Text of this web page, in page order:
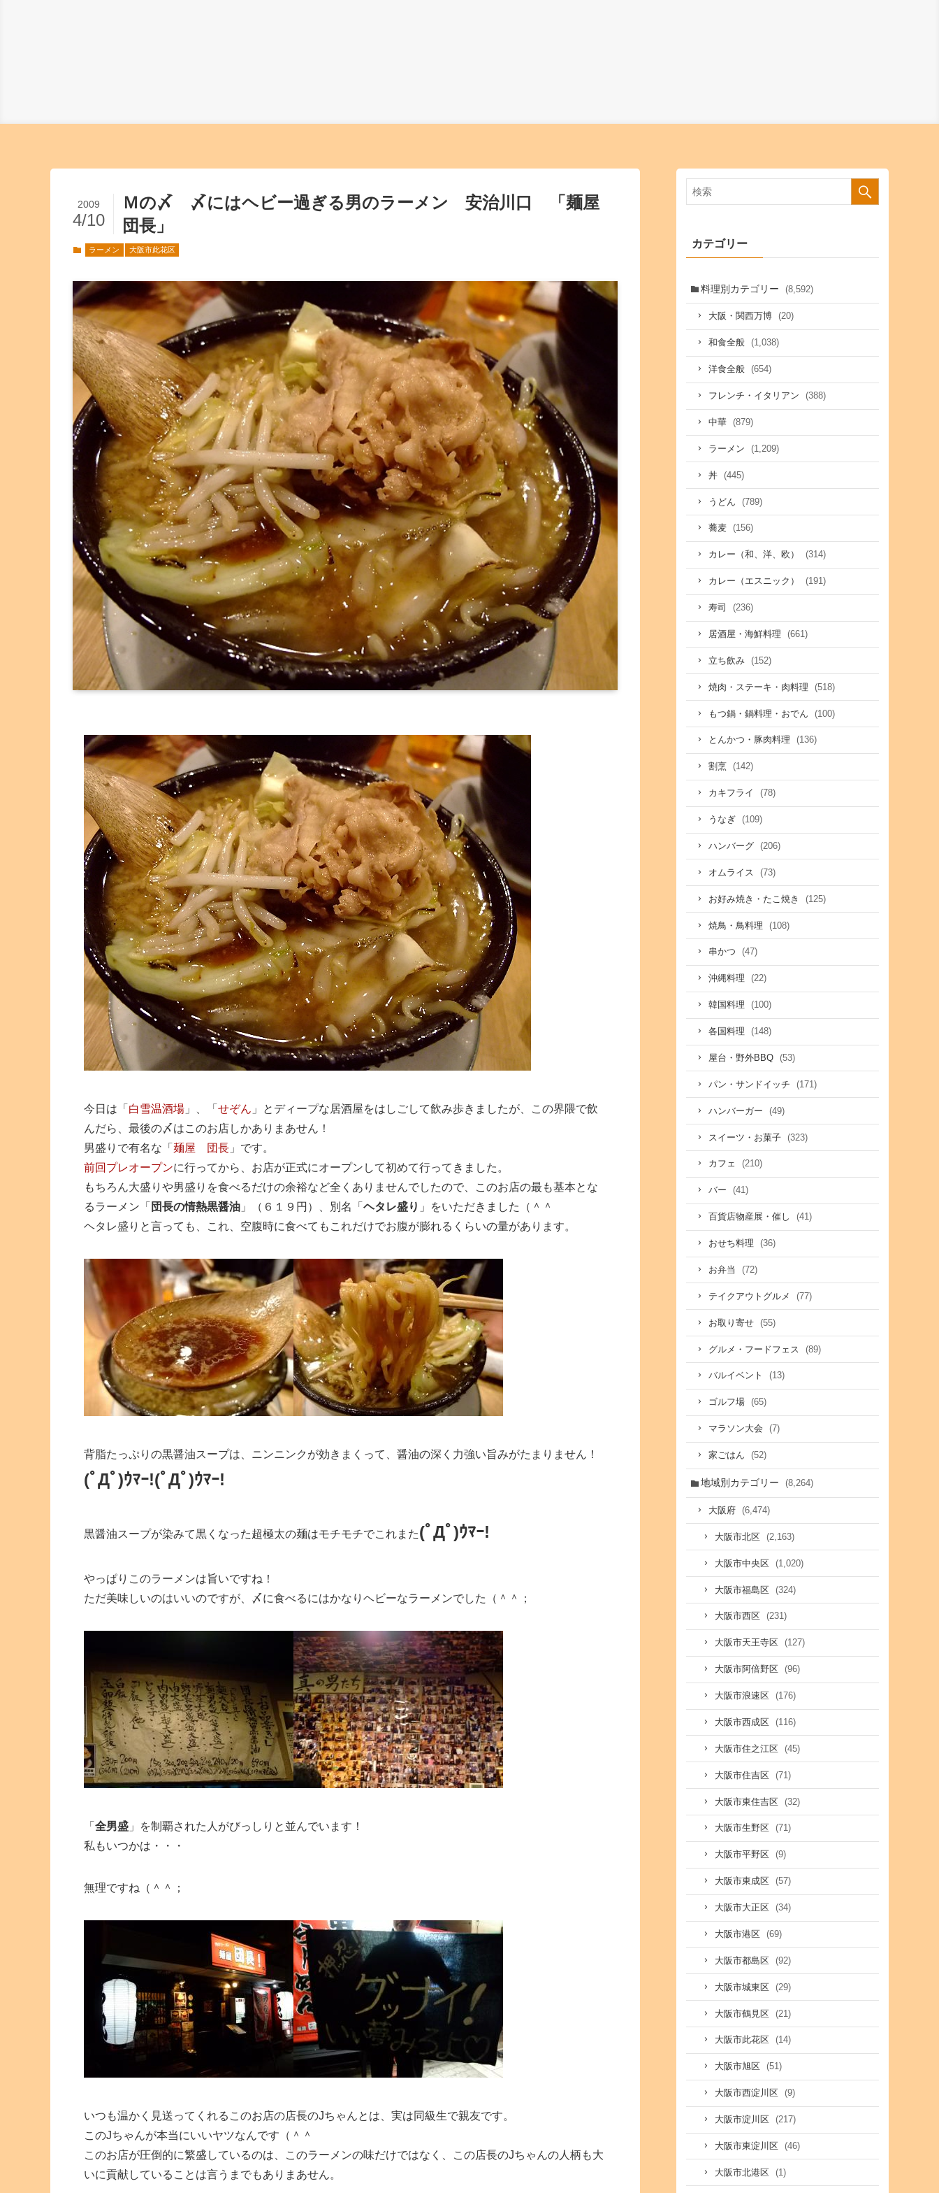
Ｍの〆 〆にはヘビー過ぎる男のラーメン 安治川口 「麺屋
団長」
2009
4/10
ラーメン 大阪市此花区
今日は「 白雪温酒場 」、「 せぞん 」とディープな居酒屋をはしごして飲み歩きましたが、この界隈で飲
んだら、最後の〆はこのお店しかありまあせん！
男盛りで有名な「 麺屋 団長 」です。
前回プレオープンに行ってから、お店が正式にオープンして初めて行ってきました。
もちろん大盛りや男盛りを食べるだけの余裕など全くありませんでしたので、このお店の最も基本とな
るラーメン「 団長の情熱黒醤油 」（６１９円）、別名「 ヘタレ盛り 」をいただきました（＾＾
ヘタレ盛りと言っても、これ、空腹時に食べてもこれだけでお腹が膨れるくらいの量があります。
背脂たっぷりの黒醤油スープは、ニンニンクが効きまくって、醤油の深く力強い旨みがたまりません！
(ﾟДﾟ)ｳﾏｰ!(ﾟДﾟ)ｳﾏｰ!
黒醤油スープが染みて黒くなった超極太の麺はモチモチでこれまた(ﾟДﾟ)ｳﾏｰ!
やっぱりこのラーメンは旨いですね！
ただ美味しいのはいいのですが、〆に食べるにはかなりヘビーなラーメンでした（＾＾；
「 全男盛 」を制覇された人がびっしりと並んでいます！
私もいつかは・・・
無理ですね（＾＾；
いつも温かく見送ってくれるこのお店の店長のJちゃんとは、実は同級生で親友です。
このJちゃんが本当にいいヤツなんです（＾＾
このお店が圧倒的に繁盛しているのは、このラーメンの味だけではなく、この店長のJちゃんの人柄も大
いに貢献していることは言うまでもありまあせん。
カテゴリー
料理別カテゴリー (8,592)
大阪・関西万博 (20)
和食全般 (1,038)
洋食全般 (654)
フレンチ・イタリアン (388)
中華 (879)
ラーメン (1,209)
丼 (445)
うどん (789)
蕎麦 (156)
カレー（和、洋、欧） (314)
カレー（エスニック） (191)
寿司 (236)
居酒屋・海鮮料理 (661)
立ち飲み (152)
焼肉・ステーキ・肉料理 (518)
もつ鍋・鍋料理・おでん (100)
とんかつ・豚肉料理 (136)
割烹 (142)
カキフライ (78)
うなぎ (109)
ハンバーグ (206)
オムライス (73)
お好み焼き・たこ焼き (125)
焼鳥・鳥料理 (108)
串かつ (47)
沖縄料理 (22)
韓国料理 (100)
各国料理 (148)
屋台・野外BBQ (53)
パン・サンドイッチ (171)
ハンバーガー (49)
スイーツ・お菓子 (323)
カフェ (210)
バー (41)
百貨店物産展・催し (41)
おせち料理 (36)
お弁当 (72)
テイクアウトグルメ (77)
お取り寄せ (55)
グルメ・フードフェス (89)
バルイベント (13)
ゴルフ場 (65)
マラソン大会 (7)
家ごはん (52)
地域別カテゴリー (8,264)
大阪府 (6,474)
大阪市北区 (2,163)
大阪市中央区 (1,020)
大阪市福島区 (324)
大阪市西区 (231)
大阪市天王寺区 (127)
大阪市阿倍野区 (96)
大阪市浪速区 (176)
大阪市西成区 (116)
大阪市住之江区 (45)
大阪市住吉区 (71)
大阪市東住吉区 (32)
大阪市生野区 (71)
大阪市平野区 (9)
大阪市東成区 (57)
大阪市大正区 (34)
大阪市港区 (69)
大阪市都島区 (92)
大阪市城東区 (29)
大阪市鶴見区 (21)
大阪市此花区 (14)
大阪市旭区 (51)
大阪市西淀川区 (9)
大阪市淀川区 (217)
大阪市東淀川区 (46)
大阪市北港区 (1)